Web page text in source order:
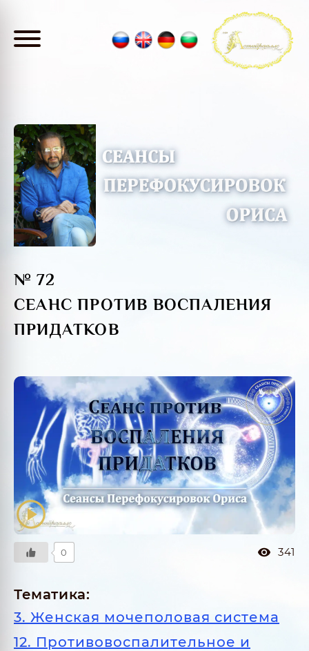
СЕАНС ПРОТИВ ВОСПАЛЕНИЯ
ПРИДАТКОВ
№ 72
0 341
Тематика:
3. Женская мочеполовая система
12. Противовоспалительное и